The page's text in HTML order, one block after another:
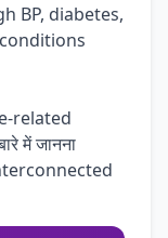
BP, diabetes,
related
में जानना